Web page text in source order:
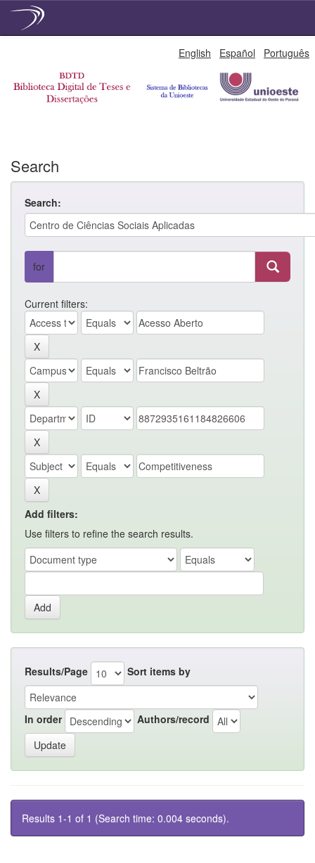
English Español Português
Search
Search:
for
Current filters:
Add filters:
Use filters to refine the search results.
Results/Page Sort items by
In order Authors/record
Results 1-1 of 1 (Search time: 0.004 seconds).